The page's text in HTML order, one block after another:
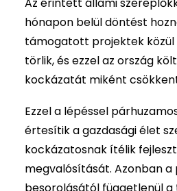
hónapon belül döntést
támogatott projektek közül
törlik, és ezzel az ország
kockázatát miként
Ezzel a lépéssel
értesítik a gazdasági élet
kockázatosnak ítélik
megvalósítását. Azonban a